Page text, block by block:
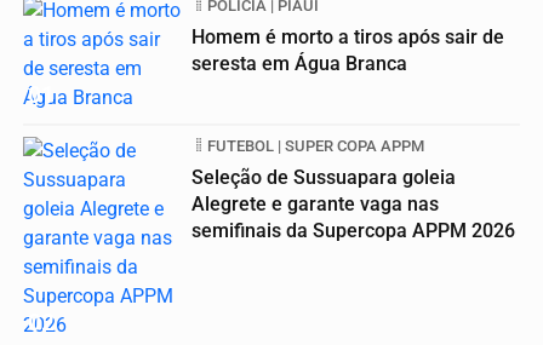
01
POLICIA | PIAUÍ
Homem é morto a tiros após sair de
seresta em Água Branca
02
FUTEBOL | SUPER COPA APPM
Seleção de Sussuapara goleia
Alegrete e garante vaga nas
semifinais da Supercopa APPM 2026